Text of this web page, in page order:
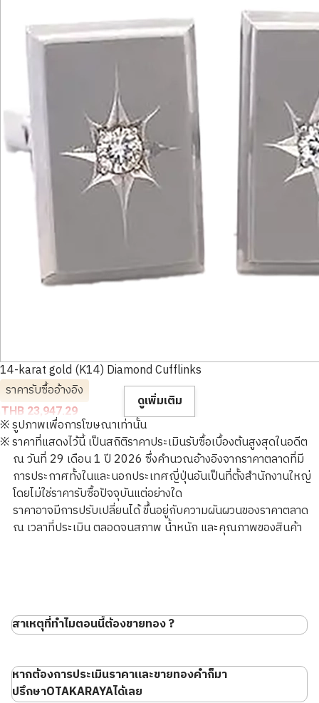
14-karat gold (K14) Diamond Cufflinks
ราคารับซื้ออ้างอิง
THB 23,947.29
ดูเพิ่มเติม
※ รูปภาพเพื่อการโฆษณาเท่านั้น
※ ราคาที่แสดงไว้นี้ เป็นสถิติราคาประเมินรับซื้อเบื้องต้นสูงสุดในอดีต
ณ วันที่ 29 เดือน 1 ปี 2026 ซึ่งคำนวณอ้างอิงจากราคาตลาดที่มี
การประกาศทั้งในและนอกประเทศญี่ปุ่นอันเป็นที่ตั้งสำนักงานใหญ่
โดยไม่ใช่ราคารับซื้อปัจจุบันแต่อย่างใด
ราคาอาจมีการปรับเปลี่ยนได้ ขึ้นอยู่กับความผันผวนของราคาตลาด
ณ เวลาที่ประเมิน ตลอดจนสภาพ น้ำหนัก และคุณภาพของสินค้า
สาเหตุที่ทำไมตอนนี้ต้องขายทอง ?
หากต้องการประเมินราคาและขายทองคำก็มา
ปรึกษาOTAKARAYAได้เลย